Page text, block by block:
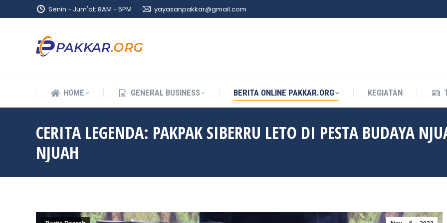
Senin - Jum'at: 8AM - 5PM yayasanpakkar@gmail.com
HOME GENERAL BUSINESS BERITA ONLINE PAKKAR.ORG KEGIATAN
CERITA LEGENDA: PAKPAK SIBERRU LETO DI PESTA BUDAYA
NJUAH
HOME GENERAL BUSINESS BERITA ONLINE PAKKAR.ORG KEGIATAN